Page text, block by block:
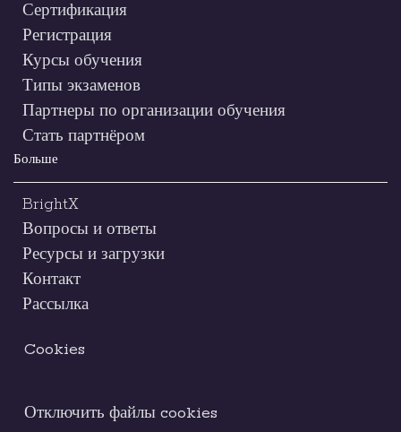
Сертификация
Регистрация
Курсы обучения
Типы экзаменов
Партнеры по организации обучения
Стать партнёром
Больше
BrightX
Вопросы и ответы
Ресурсы и загрузки
Контакт
Рассылка
Cookies
Отключить файлы cookies